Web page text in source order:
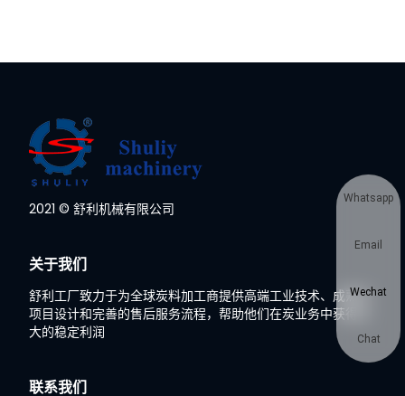
2021 © 舒利机械有限公司
关于我们
舒利工厂致力于为全球炭料加工商提供高端工业技术、成熟的
项目设计和完善的售后服务流程，帮助他们在炭业务中获得巨
大的稳定利润
联系我们
Whatsapp
Email
Wechat
Chat